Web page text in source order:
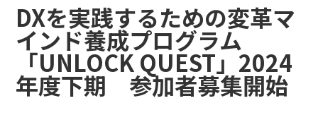
DXを実践するための変革マ
インド養成プログラム
「UNLOCK QUEST」2024
年度下期 参加者募集開始